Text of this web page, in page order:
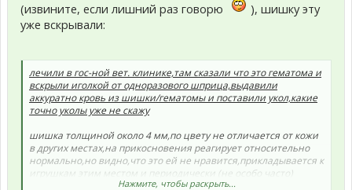
(извините, если лишний раз говорю
), шишку эту
уже вскрывали:
лечили в гос-ной вет. клинике,там сказали что это гематома и
вскрыли иголкой от одноразового шприца,выдавили
аккуратно кровь из шишки/гематомы и поставили укол,какие
точно уколы уже не скажу
шишка толщиной около 4 мм,по цвету не отличается от кожи
в других местах,на прикосновения реагирует относительно
нормально,но видно,что это ей не нравится,прикладывается к
игрушкам этим местом и периодически (не особо часто)
Нажмите, чтобы раскрыть...